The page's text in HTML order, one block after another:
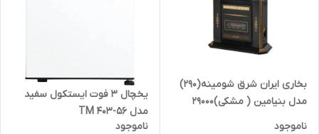
بخاری ایران شرق شومینه(290)
مدل بنیامین ( مشکی)29000
ناموجود
یخچال 3 فوت ایستکول سفید
مدل TM 403-56
ناموجود